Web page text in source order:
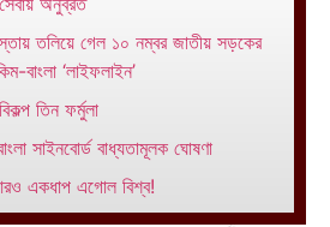
তলিয়ে গেল ১০ নম্বর জাতীয় সড়কের
বাংলা ‘লাইফলাইন’
তিন ফর্মুলা
সাইনবোর্ড বাধ্যতামূলক ঘোষণা
একধাপ এগোল বিশ্ব!